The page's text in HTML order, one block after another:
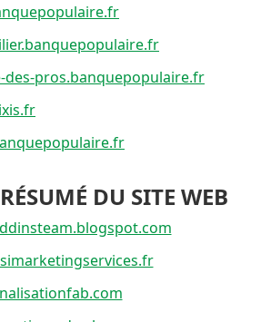
des-pros.banquepopulaire.fr
DU SITE WEB